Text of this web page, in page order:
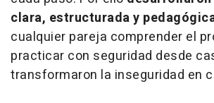
clara, estructurada y
cualquier pareja comprender el
practicar con seguridad desde
transformaron la inseguridad en